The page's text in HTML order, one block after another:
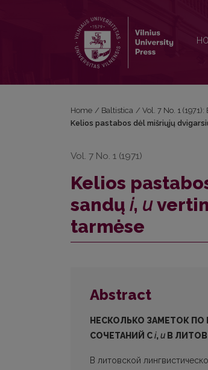
Home / Baltistica / Vol. 7 No. 1
Kelios pastabos dėl mišriųjų
Vol. 7 No. 1 (1971)
Kelios
sandų i, u
tarmėse
Abstract
НЕСКОЛЬКО ЗАМЕТОК
СОЧЕТАНИЙ Сi,и В
В литовской